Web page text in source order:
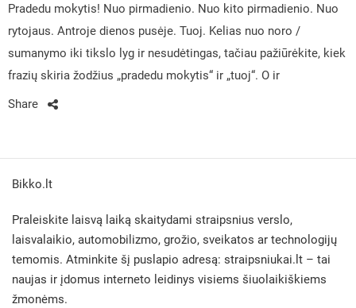
Pradedu mokytis! Nuo pirmadienio. Nuo kito pirmadienio. Nuo
rytojaus. Antroje dienos pusėje. Tuoj. Kelias nuo noro /
sumanymo iki tikslo lyg ir nesudėtingas, tačiau pažiūrėkite, kiek
frazių skiria žodžius „pradedu mokytis“ ir „tuoj“. O ir
Share
Bikko.lt
Praleiskite laisvą laiką skaitydami straipsnius verslo,
laisvalaikio, automobilizmo, grožio, sveikatos ar technologijų
temomis. Atminkite šį puslapio adresą: straipsniukai.lt – tai
naujas ir įdomus interneto leidinys visiems šiuolaikiškiems
žmonėms.